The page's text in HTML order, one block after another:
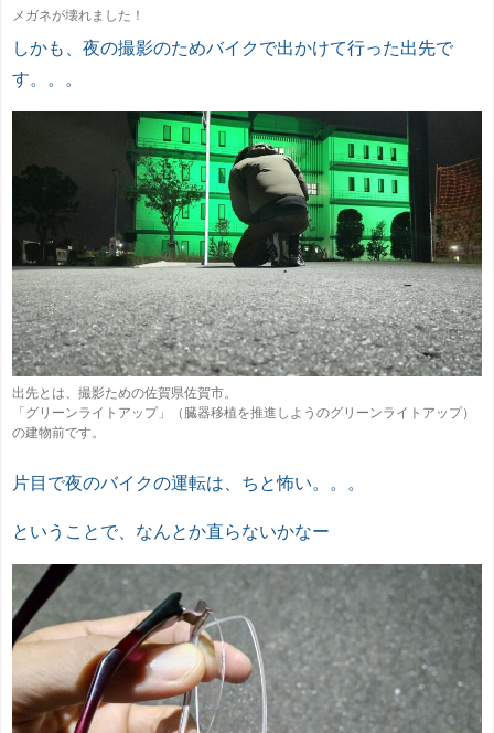
メガネが壊れました！
しかも、夜の撮影のためバイクで出かけて行った出先で
す。。。
出先とは、撮影ための佐賀県佐賀市。
「グリーンライトアップ」（臓器移植を推進しようのグリーンライトアップ）
の建物前です。
片目で夜のバイクの運転は、ちと怖い。。。
ということで、なんとか直らないかなー